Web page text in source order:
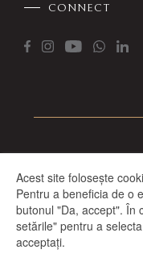
CONNECT
Sediul COSMOPOLIT: Str.
All rights
Acest site folosește
Pentru a beneficia de o
butonul "Da, accept". În
setările" pentru a
acceptați.